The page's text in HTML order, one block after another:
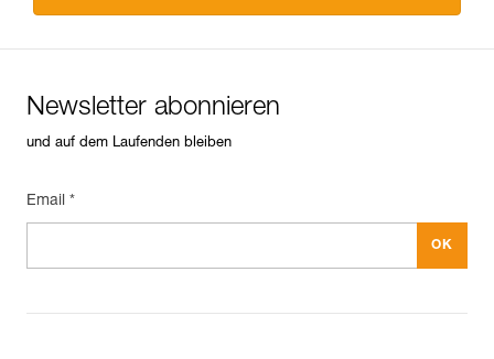
Newsletter abonnieren
und auf dem Laufenden bleiben
Email *